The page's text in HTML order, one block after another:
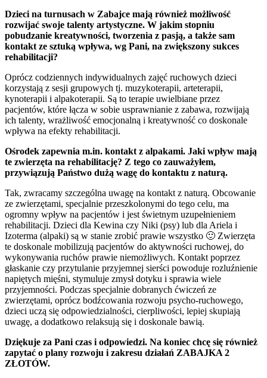
Dzieci na turnusach w Zabajce mają również możliwość
rozwijać swoje talenty artystyczne. W jakim stopniu
pobudzanie kreatywności, tworzenia z pasją, a także sam
kontakt ze sztuką wpływa, wg Pani, na zwiększony sukces
rehabilitacji?
Oprócz codziennych indywidualnych zajęć ruchowych dzieci
korzystają z sesji grupowych tj. muzykoterapii, arteterapii,
kynoterapii i alpakoterapii. Są to terapie uwielbiane przez
pacjentów, które łącza w sobie usprawnianie z zabawa, rozwijają
ich talenty, wrażliwość emocjonalną i kreatywność co doskonale
wpływa na efekty rehabilitacji.
Ośrodek zapewnia m.in. kontakt z alpakami. Jaki wpływ mają
te zwierzęta na rehabilitację? Z tego co zauważyłem,
przywiązują Państwo dużą wagę do kontaktu z naturą.
Tak, zwracamy szczególna uwagę na kontakt z naturą. Obcowanie
ze zwierzętami, specjalnie przeszkolonymi do tego celu, ma
ogromny wpływ na pacjentów i jest świetnym uzupełnieniem
rehabilitacji. Dzieci dla Kewina czy Niki (psy) lub dla Ariela i
Izoterma (alpaki) są w stanie zrobić prawie wszystko 🙂 Zwierzęta
te doskonale mobilizują pacjentów do aktywności ruchowej, do
wykonywania ruchów prawie niemożliwych. Kontakt poprzez
głaskanie czy przytulanie przyjemnej sierści powoduje rozluźnienie
napiętych mięśni, stymuluje zmysł dotyku i sprawia wiele
przyjemności. Podczas specjalnie dobranych ćwiczeń ze
zwierzętami, oprócz bodźcowania rozwoju psycho-ruchowego,
dzieci uczą się odpowiedzialności, cierpliwości, lepiej skupiają
uwagę, a dodatkowo relaksują się i doskonale bawią.
Dziękuje za Pani czas i odpowiedzi. Na koniec chcę się również
zapytać o plany rozwoju i zakresu działań ZABAJKA 2
ZŁOTÓW.